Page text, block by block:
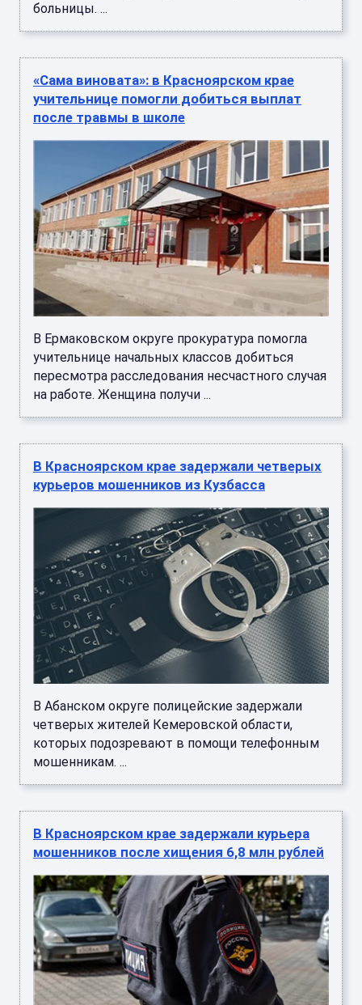
больницы. ...
«Сама виновата»: в Красноярском крае
учительнице помогли добиться выплат
после травмы в школе
В Ермаковском округе прокуратура помогла
учительнице начальных классов добиться
пересмотра расследования несчастного случая
на работе. Женщина получи ...
В Красноярском крае задержали четверых
курьеров мошенников из Кузбасса
В Абанском округе полицейские задержали
четверых жителей Кемеровской области,
которых подозревают в помощи телефонным
мошенникам. ...
В Красноярском крае задержали курьера
мошенников после хищения 6,8 млн рублей